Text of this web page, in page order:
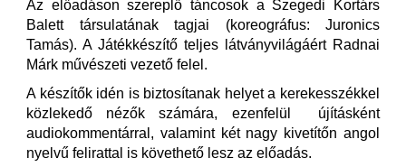
Az előadáson szereplő táncosok a Szegedi Kortárs
Balett társulatának tagjai (koreográfus: Juronics
Tamás). A Játékkészítő teljes látványvilágáért Radnai
Márk művészeti vezető felel.
A készítők idén is biztosítanak helyet a kerekesszékkel
közlekedő nézők számára, ezenfelül újításként
audiokommentárral, valamint két nagy kivetítőn angol
nyelvű felirattal is követhető lesz az előadás.